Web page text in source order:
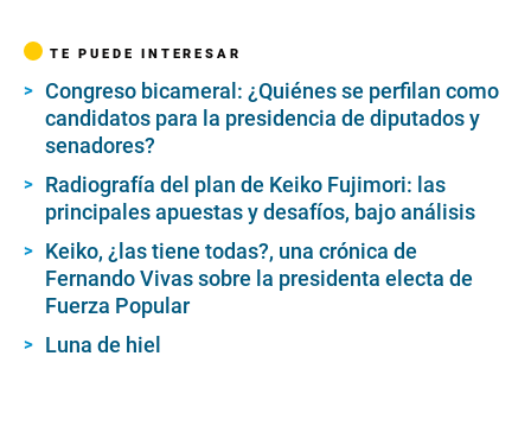
TE PUEDE INTERESAR
Congreso bicameral: ¿Quiénes se perfilan como
candidatos para la presidencia de diputados y
senadores?
Radiografía del plan de Keiko Fujimori: las
principales apuestas y desafíos, bajo análisis
Keiko, ¿las tiene todas?, una crónica de
Fernando Vivas sobre la presidenta electa de
Fuerza Popular
Luna de hiel